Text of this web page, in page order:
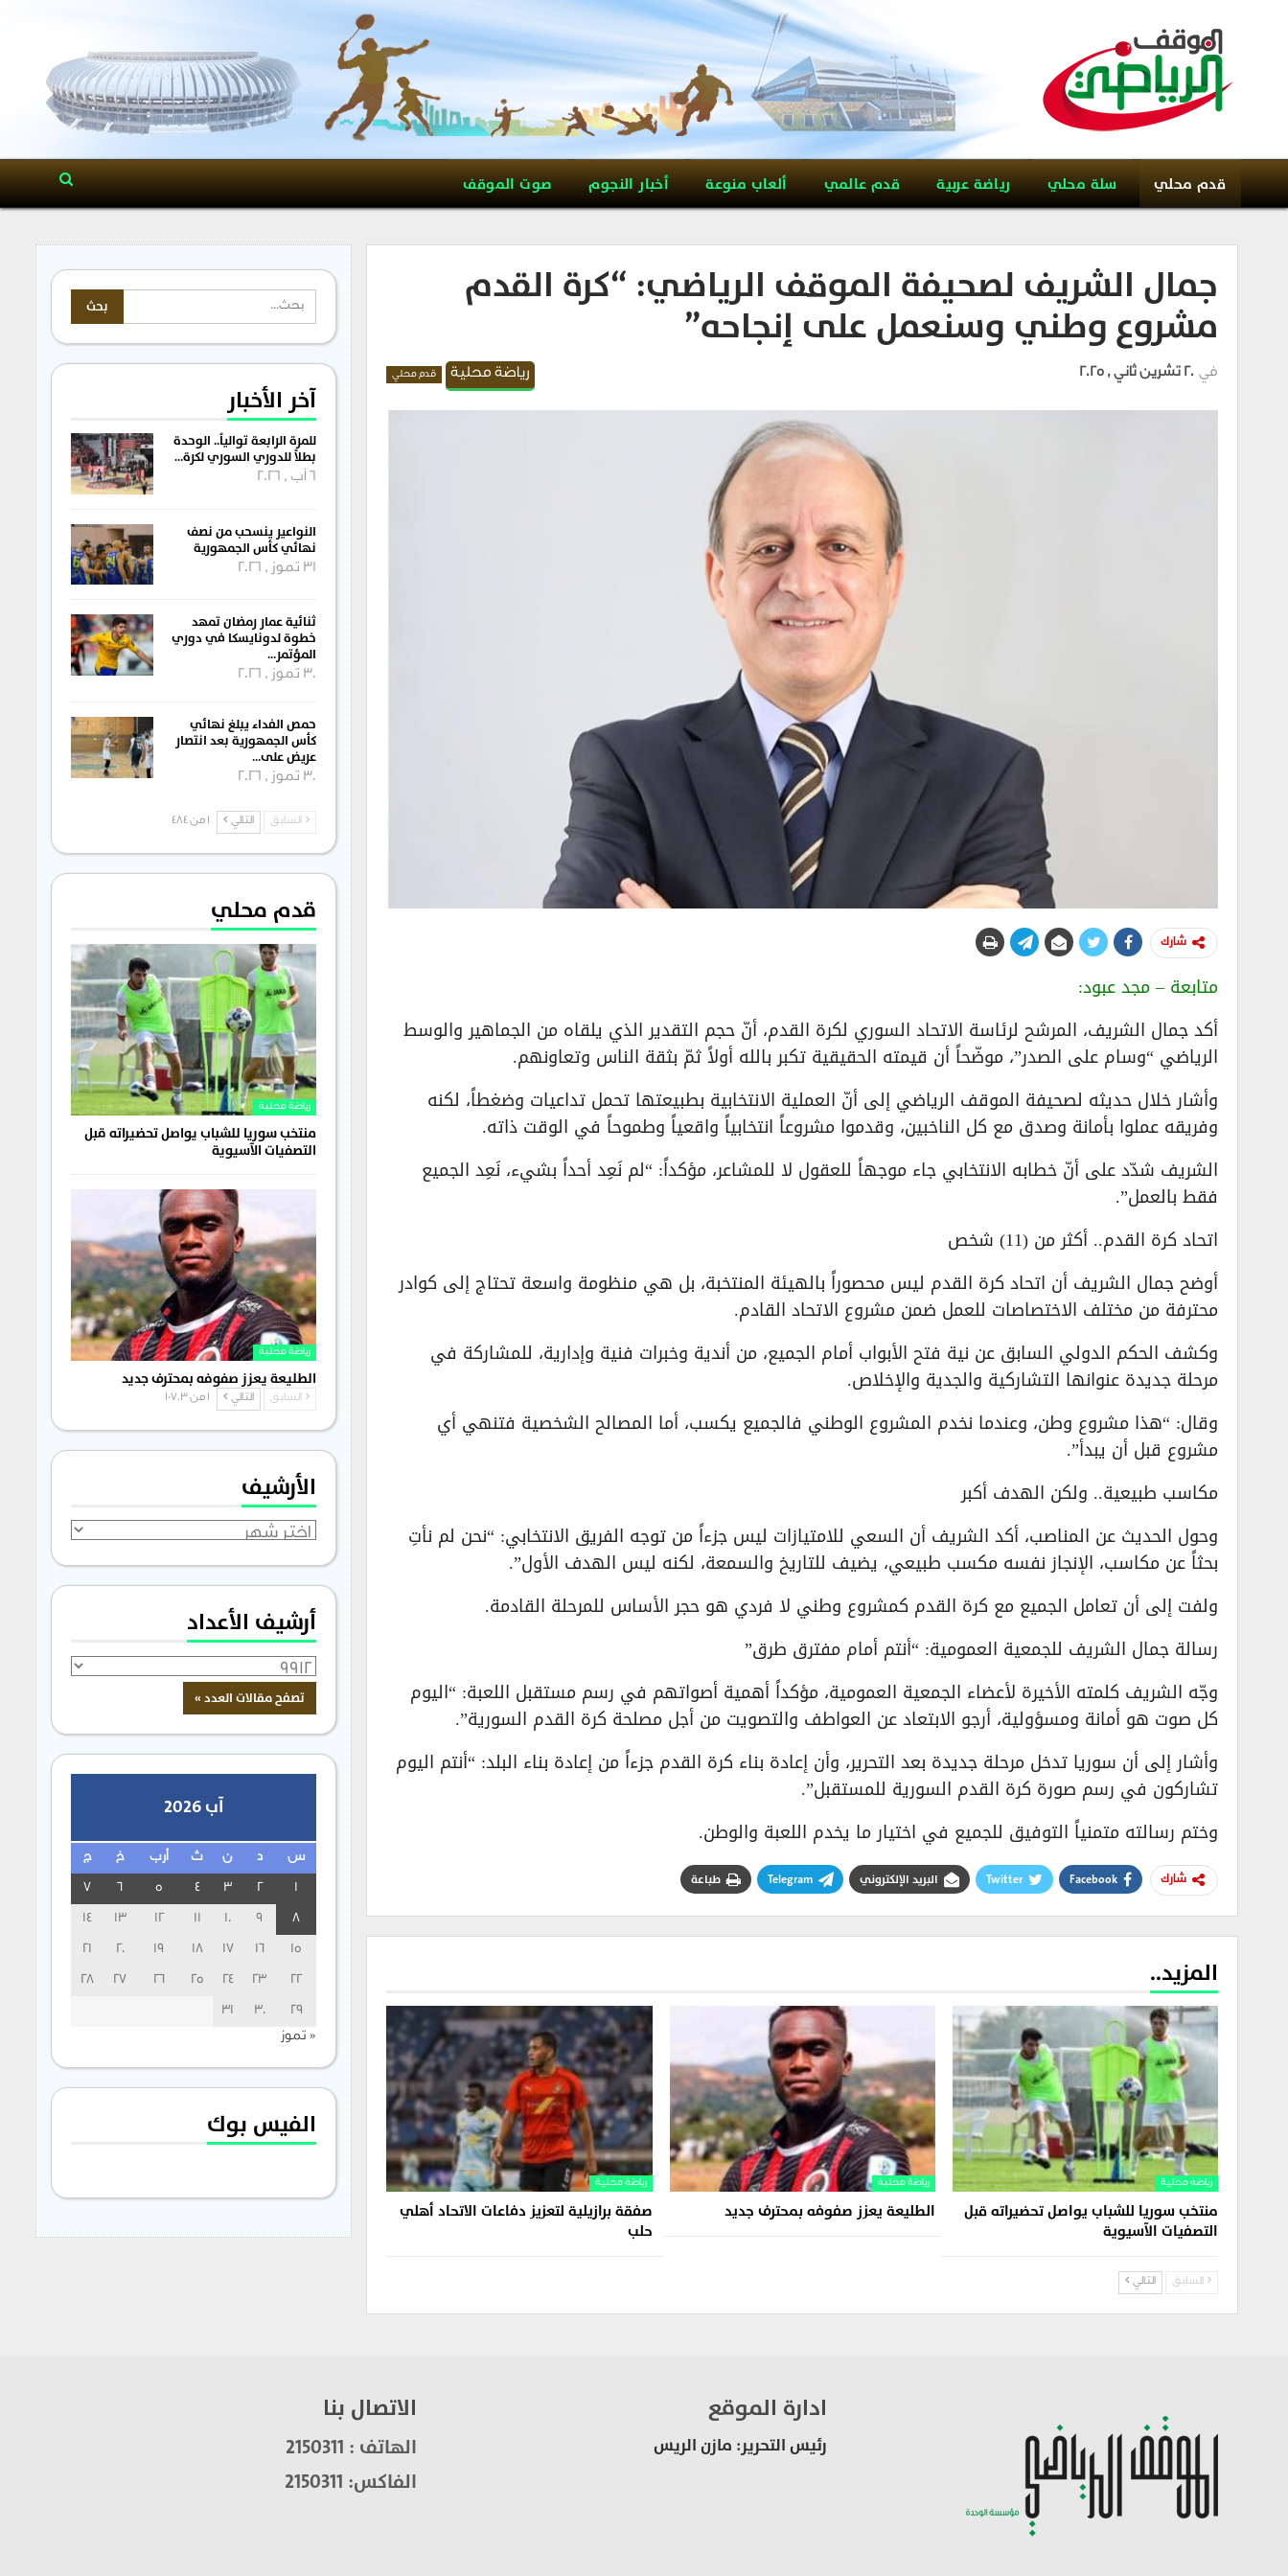
قدم محلي سلة محلي رياضة عربية قدم عالمي ألعاب منوعة أخبار النجوم صوت الموقف
جمال الشريف لصحيفة الموقف الرياضي: “كرة القدم
مشروع وطني وسنعمل على إنجاحه”
رياضة محلية قدم محلي في 20 تشرين ثاني , 2025
شارك
متابعة – مجد عبود:
أكد جمال الشريف، المرشح لرئاسة الاتحاد السوري لكرة القدم، أنّ حجم التقدير الذي يلقاه من الجماهير والوسط
الرياضي “وسام على الصدر”، موضّحاً أن قيمته الحقيقية تكبر بالله أولاً ثمّ بثقة الناس وتعاونهم.
وأشار خلال حديثه لصحيفة الموقف الرياضي إلى أنّ العملية الانتخابية بطبيعتها تحمل تداعيات وضغطاً، لكنه
وفريقه عملوا بأمانة وصدق مع كل الناخبين، وقدموا مشروعاً انتخابياً واقعياً وطموحاً في الوقت ذاته.
الشريف شدّد على أنّ خطابه الانتخابي جاء موجهاً للعقول لا للمشاعر، مؤكداً: “لم نَعِد أحداً بشيء، نَعِد الجميع
فقط بالعمل”.
اتحاد كرة القدم.. أكثر من (11) شخص
أوضح جمال الشريف أن اتحاد كرة القدم ليس محصوراً بالهيئة المنتخبة، بل هي منظومة واسعة تحتاج إلى كوادر
محترفة من مختلف الاختصاصات للعمل ضمن مشروع الاتحاد القادم.
وكشف الحكم الدولي السابق عن نية فتح الأبواب أمام الجميع، من أندية وخبرات فنية وإدارية، للمشاركة في
مرحلة جديدة عنوانها التشاركية والجدية والإخلاص.
وقال: “هذا مشروع وطن، وعندما نخدم المشروع الوطني فالجميع يكسب، أما المصالح الشخصية فتنهي أي
مشروع قبل أن يبدأ”.
مكاسب طبيعية.. ولكن الهدف أكبر
وحول الحديث عن المناصب، أكد الشريف أن السعي للامتيازات ليس جزءاً من توجه الفريق الانتخابي: “نحن لم نأتِ
بحثاً عن مكاسب، الإنجاز نفسه مكسب طبيعي، يضيف للتاريخ والسمعة، لكنه ليس الهدف الأول”.
ولفت إلى أن تعامل الجميع مع كرة القدم كمشروع وطني لا فردي هو حجر الأساس للمرحلة القادمة.
رسالة جمال الشريف للجمعية العمومية: “أنتم أمام مفترق طرق”
وجّه الشريف كلمته الأخيرة لأعضاء الجمعية العمومية، مؤكداً أهمية أصواتهم في رسم مستقبل اللعبة: “اليوم
كل صوت هو أمانة ومسؤولية، أرجو الابتعاد عن العواطف والتصويت من أجل مصلحة كرة القدم السورية”.
وأشار إلى أن سوريا تدخل مرحلة جديدة بعد التحرير، وأن إعادة بناء كرة القدم جزءاً من إعادة بناء البلد: “أنتم اليوم
تشاركون في رسم صورة كرة القدم السورية للمستقبل”.
وختم رسالته متمنياً التوفيق للجميع في اختيار ما يخدم اللعبة والوطن.
شارك Facebook
Twitter البريد الإلكتروني Telegram طباعة
المزيد..
رياضة محلية
منتخب سوريا للشباب يواصل تحضيراته قبل
التصفيات الآسيوية
رياضة محلية
الطليعة يعزز صفوفه بمحترف جديد
رياضة محلية
صفقة برازيلية لتعزيز دفاعات الاتحاد أهلي
حلب
السابق التالي
آخر الأخبار
للمرة الرابعة توالياً.. الوحدة
بطلاً للدوري السوري لكرة…
6 آب , 2026
النواعير ينسحب من نصف
نهائي كأس الجمهورية
31 تموز , 2026
ثنائية عمار رمضان تمهد
خطوة لدونايسكا في دوري
المؤتمر…
30 تموز , 2026
حمص الفداء يبلغ نهائي
كأس الجمهورية بعد انتصار
عريض على…
30 تموز , 2026
السابق التالي 1 من 484
قدم محلي
رياضة محلية
منتخب سوريا للشباب يواصل تحضيراته قبل
التصفيات الآسيوية
رياضة محلية
الطليعة يعزز صفوفه بمحترف جديد
السابق التالي 1 من 1٬703
الأرشيف
الأرشيف
أرشيف الأعداد
آب 2026
س د ن ث أرب خ ج
1
2
3
4
5
6
7
8
9
10
11
12
13
14
15
16
17
18
19
20
21
22
23
24
25
26
27
28
29
30
31
« تموز
الفيس بوك
ادارة الموقع
رئيس التحرير: مازن الريس
الاتصال بنا
الهاتف : 2150311
الفاكس: 2150311